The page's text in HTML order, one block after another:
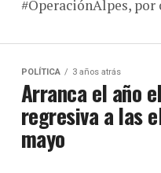
#OperaciónAlpes, por
POLÍTICA 3 años atrás
Arranca el año
regresiva a las
mayo